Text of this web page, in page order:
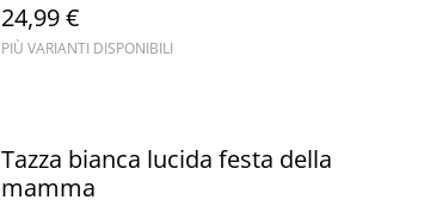
24,99 €
PIÙ VARIANTI DISPONIBILI
Tazza bianca lucida festa della
mamma